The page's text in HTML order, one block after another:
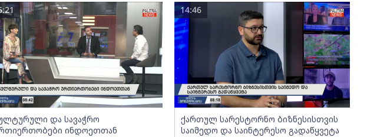
და სავაჭრო
ინდოეთთან
ქართულ სარესტორნო ბიზნესისთვის
საიმედო და საინტერესო გადაწყვეტა
14:46